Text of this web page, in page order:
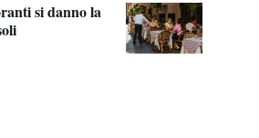
si danno la